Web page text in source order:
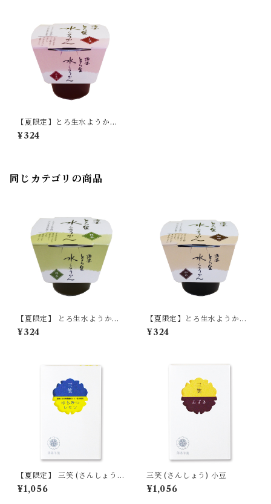
【夏限定】とろ生水ようか
ん 小豆 単品 【季節限定/
期間限定】
¥324
同じカテゴリの商品
【夏限定】 とろ生水ようか
ん 抹茶 (まっちゃ) 単品
【季節限定/期間限定】
¥324
【夏限定】とろ生水ようか
ん 珈琲 (コーヒー) 単品
【季節限定/期間限定】
¥324
【夏限定】 三笑 (さんしょう)
はちみつレモン 単品 【季節限
定/期間限定】
¥1,056
三笑 (さんしょう) 小豆
¥1,056